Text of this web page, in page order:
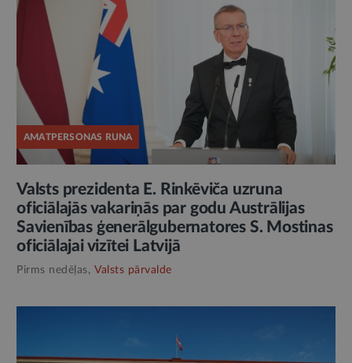
AMATPERSONAS RUNA
Valsts prezidenta E. Rinkēviča uzruna
oficiālajās vakariņās par godu Austrālijas
Savienības ģenerālgubernatores S. Mostinas
oficiālajai vizītei Latvijā
Pirms nedēļas, Valsts pārvalde